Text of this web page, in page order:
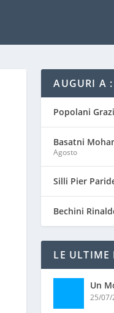
AUGURI A :
Popolani
Basatni
Agosto
Silli Pier
Bechini
LE ULTIME
Un
25/07/